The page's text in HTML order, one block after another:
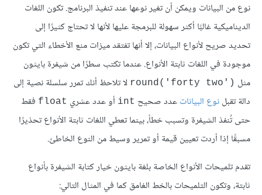
نوع من البيانات ويمكن أن تغير نوعها عند تنفيذ البرنامج. تكون اللغات
الديناميكية غالبًا أكثر سهولة للبرمجة عليها لأنها لا تحتاج كثيرًا إلى
تحديد صريح لأنواع البيانات، إلا أنها تفتقد ميزات منع الأخطاء التي تكون
موجودة في اللغات ثابتة الأنواع. عندما تكتب سطرًا من شيفرة بايثون
مثل round('forty two')‎ لا تلاحظ أنك تمرر سلسلة نصية إلى
دالة تقبلنوع البياناتعدد صحيح int أو عدد عشري float فقط
حتى تُنفذ الشيفرة وتسبب خطأ، بينما تعطي اللغات ثابتة الأنواع تحذيرًا
مسبقًا إذا أردت تعيين قيمة أو تمرير وسيط من النوع الخاطئ.
تقدم تلميحات الأنواع الخاصة بلغة بايثون خيار كتابة الشيفرة بأنواع
ثابتة، وتكون التلميحات بالخط الغامق كما في المثال التالي: